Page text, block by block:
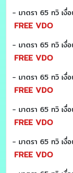
FREE VDO
FREE VDO
FREE VDO
FREE VDO
FREE VDO